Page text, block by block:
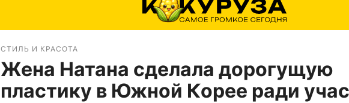
СТИЛЬ И КРАСОТА
Жена Натана сделала дорогущую
пластику в Южной Корее ради